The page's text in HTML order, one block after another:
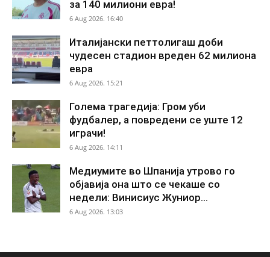
за 140 милиони евра!
6 Aug 2026. 16:40
Италијански петтолигаш доби
чудесен стадион вреден 62 милиона
евра
6 Aug 2026. 15:21
Голема трагедија: Гром уби
фудбалер, а повредени се уште 12
играчи!
6 Aug 2026. 14:11
Медиумите во Шпанија утрово го
објавија она што се чекаше со
недели: Винисиус Жуниор...
6 Aug 2026. 13:03